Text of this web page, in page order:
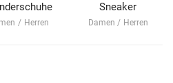
/ Herren
Sneaker
Damen / Herren